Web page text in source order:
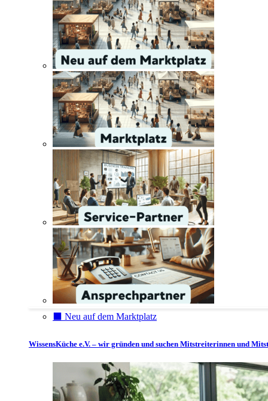
⬛️ Neu auf dem Marktplatz
WissensKüche e.V. – wir gründen und suchen Mitstreiterinnen und